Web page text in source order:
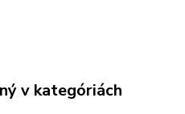
v kategóriách